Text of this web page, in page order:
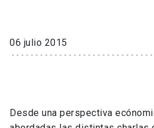
Internacionalización
Vinculación
06 julio 2015
Desde una perspectiva